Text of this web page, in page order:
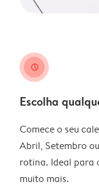
clock
Escolha
Comece o seu
Abril, Setembro
rotina. Ideal para
muito mais.